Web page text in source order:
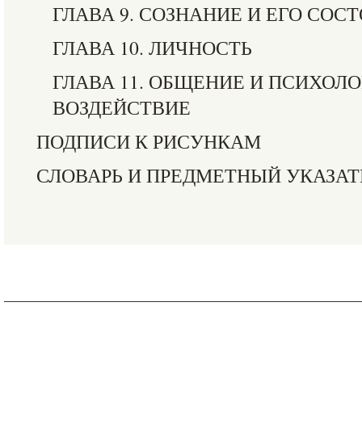
ГЛАВА 9. СОЗНАНИЕ И ЕГО
ГЛАВА 10. ЛИЧНОСТЬ
ГЛАВА 11. ОБЩЕНИЕ И
ВОЗДЕЙСТВИЕ
ПОДПИСИ К РИСУНКАМ
СЛОВАРЬ И ПРЕДМЕТНЫЙ